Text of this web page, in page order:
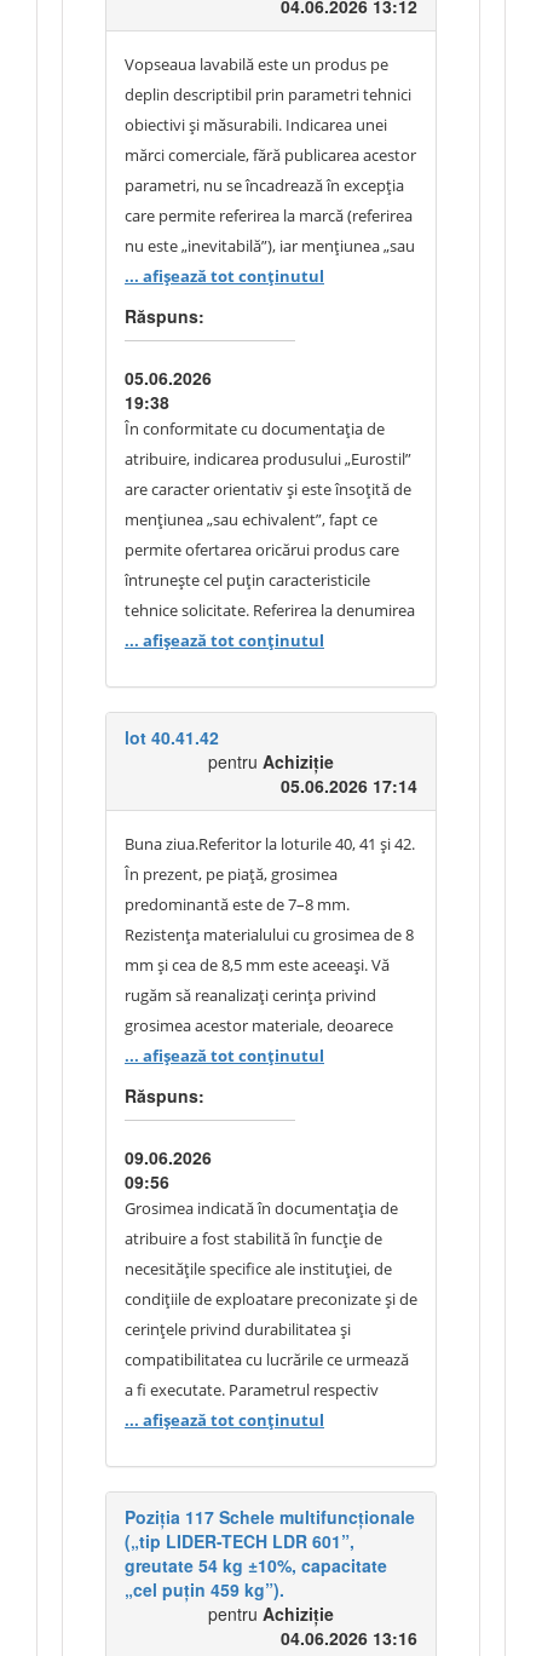
04.06.2026 13:12
Vopseaua lavabilă este un produs pe
deplin descriptibil prin parametri tehnici
obiectivi și măsurabili. Indicarea unei
mărci comerciale, fără publicarea acestor
parametri, nu se încadrează în excepția
care permite referirea la marcă (referirea
nu este „inevitabilă”), iar mențiunea „sau
analogic” devine inaplicabilă în practică:
echivalența se raportează la specificațiile
nepublicate ale produsului „Eurostil”,
restrânge concurența. Solicităm
eliminarea referirii la marcă și publicarea
parametrilor tehnici minimi cu
standardele de referință, în special: clasa
de rezistență la frecare umedă (SM EN
ISO 11998 / clasificare SM EN 13300),
puterea de acoperire/opacitatea (SM EN
ISO 6504), gradul de luciu, conținutul
maxim de COV (SM EN ISO 11890) și
... afișează tot conținutul
Răspuns:
05.06.2026
19:38
În conformitate cu documentația de
atribuire, indicarea produsului „Eurostil”
are caracter orientativ și este însoțită de
mențiunea „sau echivalent”, fapt ce
permite ofertarea oricărui produs care
întrunește cel puțin caracteristicile
tehnice solicitate. Referirea la denumirea
comercială nu are ca efect limitarea
produse similare sau superioare din
punct de vedere tehnic. Totodată,
autoritatea contractantă precizează că
reprezintă cerințe minime de
performanță. Se acceptă orice vopsea
lavabilă care demonstrează, prin
documente tehnice ale producătorului,
caracteristici egale sau superioare celor
ale produsului de referință. Prin urmare,
ofertanții pot propune produse
alternative, indiferent de marcă, cu
condiția ca acestea să respecte sau să
depășească nivelul minim de
performanță solicitat. Evaluarea
ofertelor va fi efectuată pe baza
documentelor tehnice prezentate și a
demonstrării echivalenței ori
superiorității parametrilor produsului
ofertat față de cerințele minime stabilite.
Având în vedere cele expuse, solicitarea
de eliminare a referirii la produsul
„Eurostil” nu poate fi acceptată
... afișează tot conținutul
lot 40.41.42
pentru Achiziție
05.06.2026 17:14
Buna ziua.Referitor la loturile 40, 41 și 42.
În prezent, pe piață, grosimea
predominantă este de 7–8 mm.
Rezistența materialului cu grosimea de 8
mm și cea de 8,5 mm este aceeași. Vă
rugăm să reanalizați cerința privind
grosimea acestor materiale, deoarece
majoritatea producătorilor fabrică
materiale cu grosimea de 7–8 mm. Vă
mulțumim.
... afișează tot conținutul
Răspuns:
09.06.2026
09:56
Grosimea indicată în documentația de
atribuire a fost stabilită în funcție de
necesitățile specifice ale instituției, de
condițiile de exploatare preconizate și de
cerințele privind durabilitatea și
compatibilitatea cu lucrările ce urmează
a fi executate. Parametrul respectiv
reprezintă o cerință minimă tehnică
contractantă. Având în vedere
necesitățile operaționale ale instituției și
faptul că specificațiile tehnice au fost
stabilite în baza acestora, documentația
de atribuire rămâne nemodificată.
... afișează tot conținutul
Poziția 117 Schele multifuncționale
(„tip LIDER-TECH LDR 601”,
greutate 54 kg ±10%, capacitate
„cel puțin 459 kg”).
pentru Achiziție
04.06.2026 13:16